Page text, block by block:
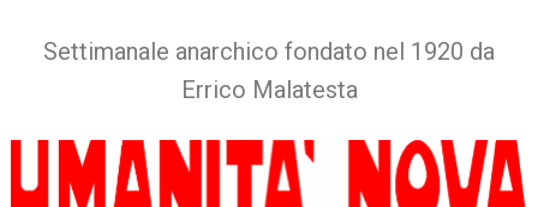
Settimanale anarchico fondato nel 1920 da
Errico Malatesta